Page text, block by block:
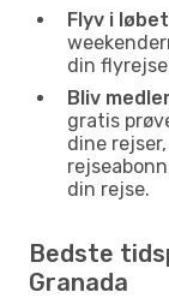
Flyv i
din
Bliv
gratis
dine
din rejse.
Bedste
Granada